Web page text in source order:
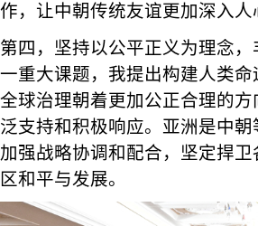
作，让中朝传统友谊更加深入人
第四，坚持以公平正义为理念
一重大课题，我提出构建人类
全球治理朝着更加公正合理的
泛支持和积极响应。亚洲是中
加强战略协调和配合，坚定捍
区和平与发展。